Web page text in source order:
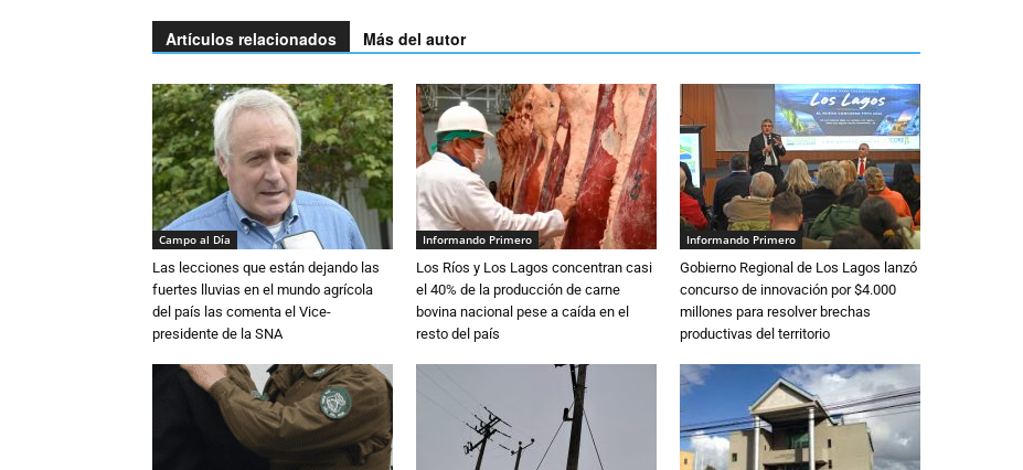
Artículos relacionados Más del autor
Campo al Día
Las lecciones que están dejando las
fuertes lluvias en el mundo agrícola
del país las comenta el Vice-
presidente de la SNA
Informando Primero
Los Ríos y Los Lagos concentran casi
el 40% de la producción de carne
bovina nacional pese a caída en el
resto del país
Informando Primero
Gobierno Regional de Los Lagos lanzó
concurso de innovación por $4.000
millones para resolver brechas
productivas del territorio